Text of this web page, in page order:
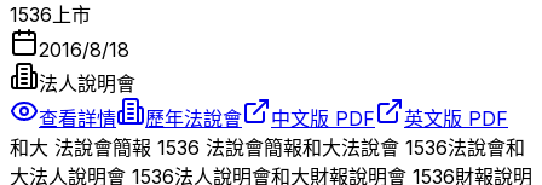
1536 上市
2016/8/18
法人說明會
查看詳情
歷年法說會 中文版 PDF
英文版 PDF
和大 法說會簡報 1536 法說會簡報和大法說會 1536法說會和
大法人說明會 1536法人說明會和大財報說明會 1536財報說明